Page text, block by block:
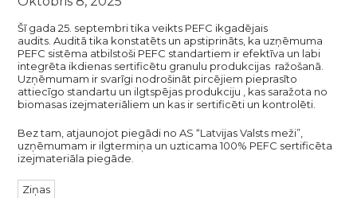
Šī gada 25. septembri tika veikts PEFC ikgadējais
audits. Auditā tika konstatēts un apstiprināts, ka uzņēmuma
PEFC sistēma atbilstoši PEFC standartiem ir efektīva un labi
integrēta ikdienas sertificētu granulu produkcijas ražošanā.
Uzņēmumam ir svarīgi nodrošināt pircējiem pieprasīto
attiecīgo standartu un ilgtspējas produkciju , kas saražota no
biomasas izejmateriāliem un kas ir sertificēti un kontrolēti.
Bez tam, atjaunojot piegādi no AS “Latvijas Valsts meži”,
uzņēmumam ir ilgtermiņa un uzticama 100% PEFC sertificēta
izejmateriāla piegāde.
Ziņas